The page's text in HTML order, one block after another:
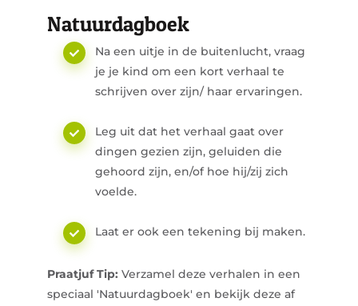
Natuurdagboek
Na een uitje in de buitenlucht, vraag
je je kind om een kort verhaal te
schrijven over zijn/ haar ervaringen.
Leg uit dat het verhaal gaat over
dingen gezien zijn, geluiden die
gehoord zijn, en/of hoe hij/zij zich
voelde.
Laat er ook een tekening bij maken.
Praatjuf Tip: Verzamel deze verhalen in een
speciaal 'Natuurdagboek' en bekijk deze af